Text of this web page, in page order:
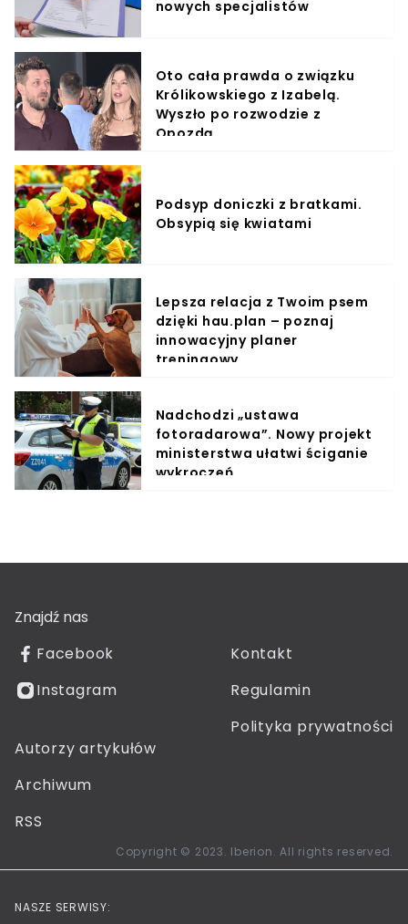
nowych specjalistów
Oto cała prawda o związku
Królikowskiego z Izabelą.
Wyszło po rozwodzie z
Opozdą
Podsyp doniczki z bratkami.
Obsypią się kwiatami
Lepsza relacja z Twoim psem
dzięki hau.plan – poznaj
innowacyjny planer
treningowy
Nadchodzi „ustawa
fotoradarowa”. Nowy projekt
ministerstwa ułatwi ściganie
wykroczeń
Znajdź nas
Facebook
Instagram
Kontakt
Regulamin
Polityka prywatności
Autorzy artykułów
Archiwum
RSS
Copyright © 2023. Iberion. All rights reserved.
NASZE SERWISY: